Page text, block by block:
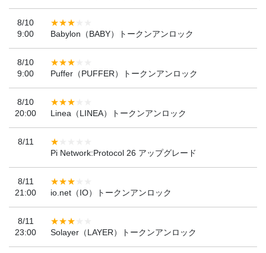
8/10
9:00
Babylon（BABY）トークンアンロック
8/10
9:00
Puffer（PUFFER）トークンアンロック
8/10
20:00
Linea（LINEA）トークンアンロック
8/11
Pi Network:Protocol 26 アップグレード
8/11
21:00
io.net（IO）トークンアンロック
8/11
23:00
Solayer（LAYER）トークンアンロック